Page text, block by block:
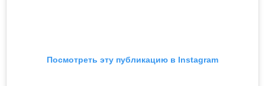
Посмотреть эту публикацию в Instagram